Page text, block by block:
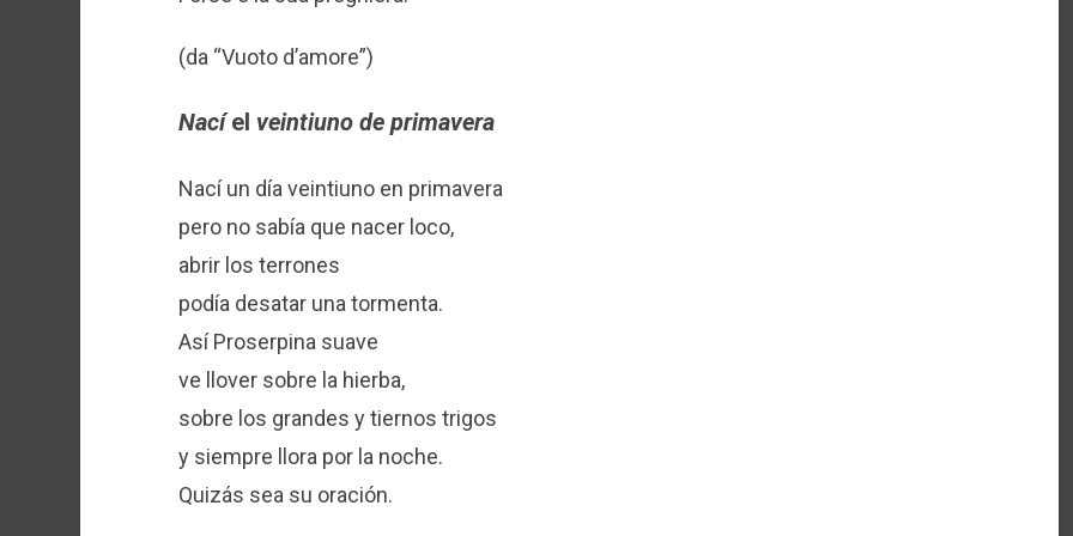
(da “Vuoto d’amore”)
Nacíel veintiuno de primavera
Nací un día veintiuno en primavera
pero no sabía que nacer loco,
abrir los terrones
podía desatar una tormenta.
Así Proserpina suave
ve llover sobre la hierba,
sobre los grandes y tiernos trigos
y siempre llora por la noche.
Quizás sea su oración.